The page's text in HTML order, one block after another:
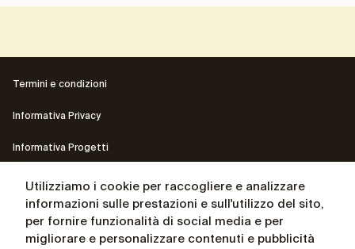
Termini e condizioni
Informativa Privacy
Informativa Progetti
Il sito del Presidente Andrea Ceccherini
La biografia del Presidente Andrea Ceccherini
Utilizziamo i cookie per raccogliere e analizzare
informazioni sulle prestazioni e sull'utilizzo del sito,
per fornire funzionalità di social media e per
migliorare e personalizzare contenuti e pubblicità